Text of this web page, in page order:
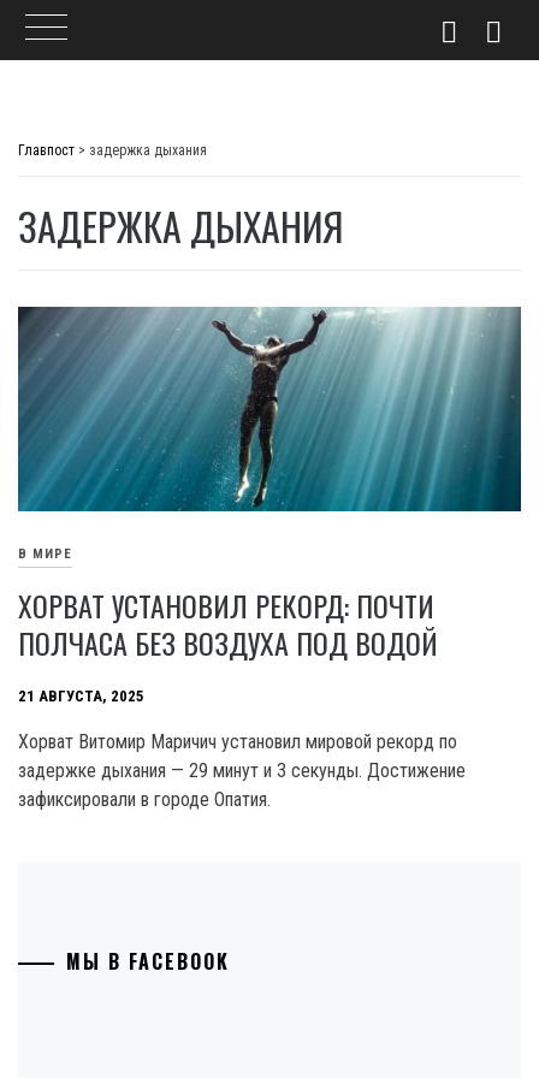
Главпост > задержка дыхания
ЗАДЕРЖКА ДЫХАНИЯ
В МИРЕ
ХОРВАТ УСТАНОВИЛ РЕКОРД: ПОЧТИ
ПОЛЧАСА БЕЗ ВОЗДУХА ПОД ВОДОЙ
21 АВГУСТА, 2025
Хорват Витомир Маричич установил мировой рекорд по
задержке дыхания — 29 минут и 3 секунды. Достижение
зафиксировали в городе Опатия.
МЫ В FACEBOOK